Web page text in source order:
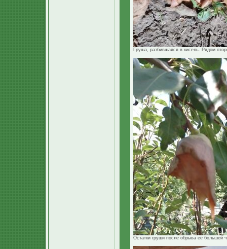
Груша, разбившаяся в кисель. Рядом
Остатки груши после обрыва её большей